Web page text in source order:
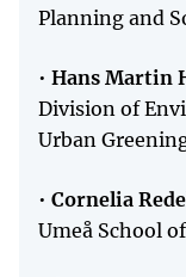
Planning and
• Hans Martin
Division of
Urban
• Cornelia
Umeå School